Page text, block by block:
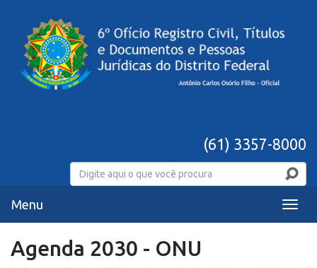
(61) 3357-8000
Menu
Menu
Agenda 2030 - ONU